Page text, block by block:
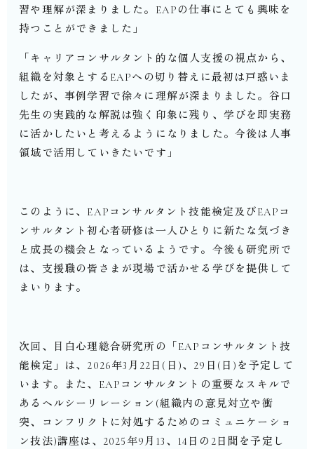
習や理解が深まりました。 EAP の仕事にとても興味を
持つことができました」
「キャリアコンサルタント的な個人支援の視点から、
組織を対象とする EAPへの切り替えに最初は戸惑いま
したが、事例学習で徐々に理解が深まりました。谷口
先生の実践的な解説は強く印象に残り、学びを即実務
に活かしたいと考えるようになりました。今後は人事
領域で活用していきたいです」
このように、 EAP コンサルタント技能検定及びEAP コ
ンサルタント初心者研修は一人ひとりに新たな気づき
と成長の機会となっているようです。今後も研究所で
は、支援職の皆さまが現場で活かせる学びを提供して
まいります。
次回、目白心理総合研究所の「 EAP コンサルタント技
能検定」は、 2026年3 月 22 日 ( 日 )、 29 日 ( 日 ) を予定して
います。また、 EAP コンサルタントの重要なスキルで
あるヘルシーリレーション (組織内の意見対立や衝
突、コンフリクトに対処するためのコミュニケーショ
ン技法)講座は、 2025 年9 月 13 、 14 日の 2 日間を予定し